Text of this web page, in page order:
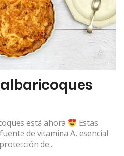
está ahora
Estas
de vitamina A, esencial
de...